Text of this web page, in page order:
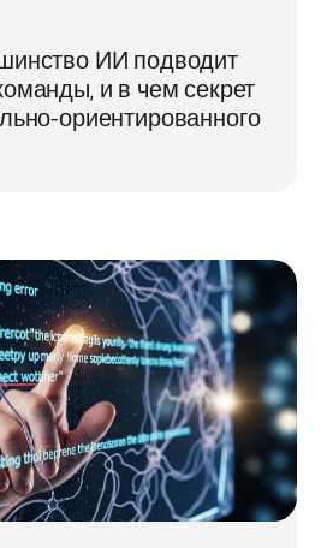
ИИ подводит
и в чем секрет
ориентированного